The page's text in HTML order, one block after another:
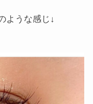
ような感じ↓